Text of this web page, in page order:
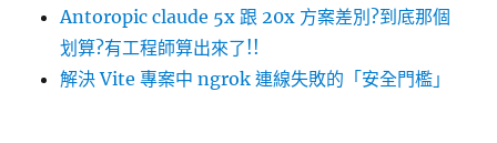
Antoropic claude 5x 跟 20x 方案差別?到底那個
划算?有工程師算出來了!!
解決 Vite 專案中 ngrok 連線失敗的「安全門檻」